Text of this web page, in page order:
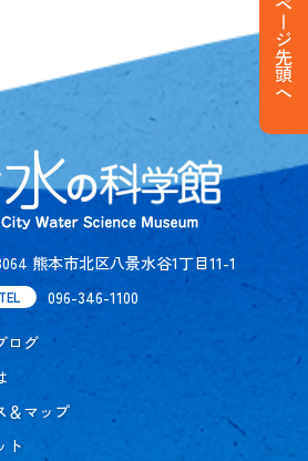
ページ先頭へ
熊本市北区八景水谷1丁目11-1
TEL 096-346-1100
ログ
＆マップ
ト